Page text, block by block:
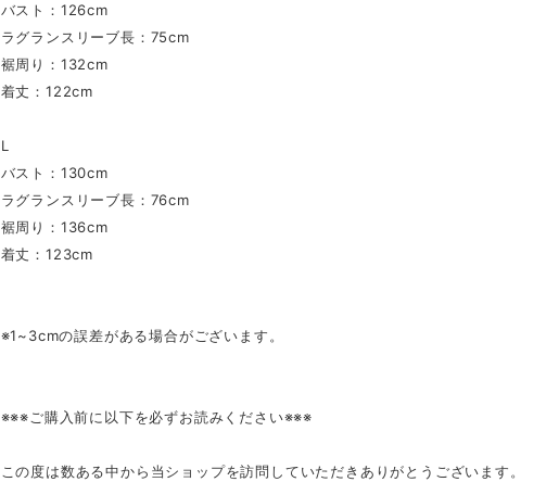
バスト：126cm
ラグランスリーブ長：75cm
裾周り：132cm
着丈：122cm
L
バスト：130cm
ラグランスリーブ長：76cm
裾周り：136cm
着丈：123cm
※1~3cmの誤差がある場合がございます。
※※※ご購入前に以下を必ずお読みください※※※
この度は数ある中から当ショップを訪問していただきありがとうございます。